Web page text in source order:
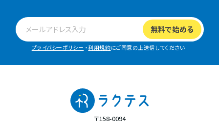
プライバシーポリシー ・利用規約にご同意の上送信してください
〒158-0094